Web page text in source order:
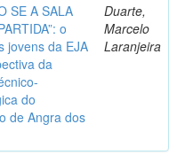
SE A SALA
o
jovens da EJA
da
do
de Angra dos
Duarte,
Marcelo
Laranjeira